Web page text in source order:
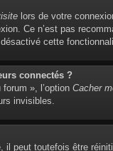
lors de votre
Ce n’est pas
cette
connectés ?
», l’option Cacher
invisibles.
peut toutefois être